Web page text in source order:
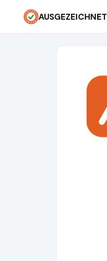
AUSGEZEICHNET